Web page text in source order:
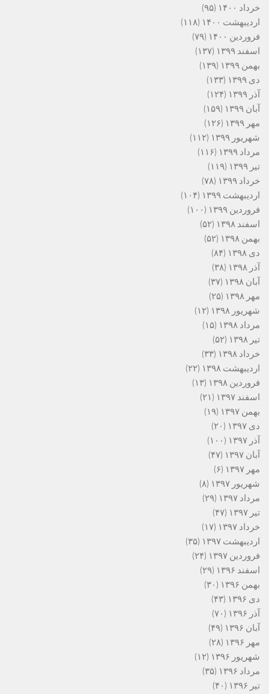
خرداد ۱۴۰۰
(۹۵)
اردیبهشت ۱۴۰۰
(۱۱۸)
فروردین ۱۴۰۰
(۷۹)
اسفند ۱۳۹۹
(۱۳۷)
بهمن ۱۳۹۹
(۱۳۹)
دی ۱۳۹۹
(۱۳۳)
آذر ۱۳۹۹
(۱۲۴)
آبان ۱۳۹۹
(۱۵۹)
مهر ۱۳۹۹
(۱۲۶)
شهریور ۱۳۹۹
(۱۱۲)
مرداد ۱۳۹۹
(۱۱۶)
تیر ۱۳۹۹
(۱۱۹)
خرداد ۱۳۹۹
(۷۸)
اردیبهشت ۱۳۹۹
(۱۰۴)
فروردین ۱۳۹۹
(۱۰۰)
اسفند ۱۳۹۸
(۵۲)
بهمن ۱۳۹۸
(۵۲)
دی ۱۳۹۸
(۸۴)
آذر ۱۳۹۸
(۳۸)
آبان ۱۳۹۸
(۳۷)
مهر ۱۳۹۸
(۲۵)
شهریور ۱۳۹۸
(۱۲)
مرداد ۱۳۹۸
(۱۵)
تیر ۱۳۹۸
(۵۲)
خرداد ۱۳۹۸
(۳۳)
اردیبهشت ۱۳۹۸
(۲۲)
فروردین ۱۳۹۸
(۱۳)
اسفند ۱۳۹۷
(۲۱)
بهمن ۱۳۹۷
(۱۹)
دی ۱۳۹۷
(۲۰)
آذر ۱۳۹۷
(۱۰۰)
آبان ۱۳۹۷
(۴۷)
مهر ۱۳۹۷
(۶)
شهریور ۱۳۹۷
(۸)
مرداد ۱۳۹۷
(۲۹)
تیر ۱۳۹۷
(۴۷)
خرداد ۱۳۹۷
(۱۷)
اردیبهشت ۱۳۹۷
(۳۵)
فروردین ۱۳۹۷
(۲۴)
اسفند ۱۳۹۶
(۲۹)
بهمن ۱۳۹۶
(۳۰)
دی ۱۳۹۶
(۴۳)
آذر ۱۳۹۶
(۷۰)
آبان ۱۳۹۶
(۴۹)
مهر ۱۳۹۶
(۲۸)
شهریور ۱۳۹۶
(۱۲)
مرداد ۱۳۹۶
(۳۵)
تیر ۱۳۹۶
(۴۰)